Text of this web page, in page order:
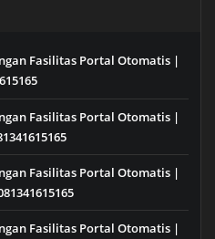
Fasilitas Portal Otomatis |
Fasilitas Portal Otomatis |
Fasilitas Portal Otomatis |
Fasilitas Portal Otomatis |